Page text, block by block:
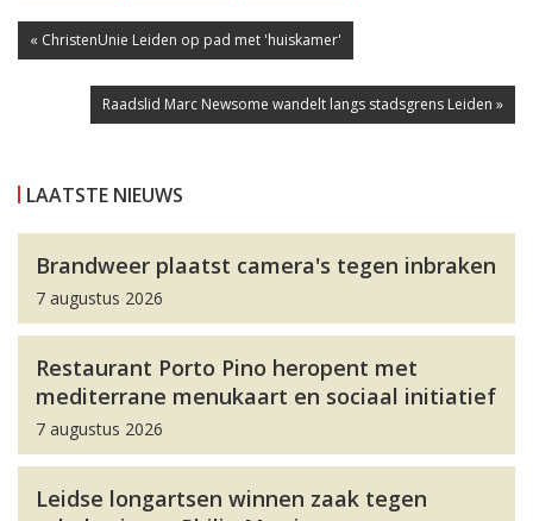
« ChristenUnie Leiden op pad met 'huiskamer'
Raadslid Marc Newsome wandelt langs stadsgrens Leiden »
LAATSTE NIEUWS
Brandweer plaatst camera's tegen inbraken
7 augustus 2026
Restaurant Porto Pino heropent met
mediterrane menukaart en sociaal initiatief
7 augustus 2026
Leidse longartsen winnen zaak tegen